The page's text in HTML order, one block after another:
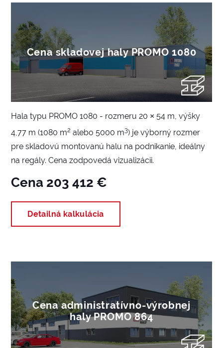
Cena skladovej haly PROMO 1080
Hala typu PROMO 1080 - rozmeru 20 × 54 m, výšky
4,77 m (1080 m2 alebo 5000 m3) je výborný rozmer
pre skladovú montovanú halu na podnikanie, ideálny
na regály. Cena zodpovedá vizualizácii.
Cena 203 412 €
Detailná kalkulácia
Cena administratívno-výrobnej
haly PROMO 864